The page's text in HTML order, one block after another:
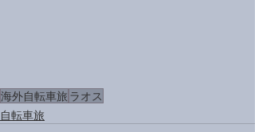
海外自転車旅 ラオス
自転車旅